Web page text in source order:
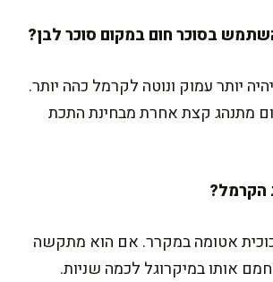
יותר עמוק ונוטה לקרמל כהה יותר.
מתנהג קצת אחרת מבחינת התכת
אטומה במקרר. אם הוא מתקשה
אותו במיקרוגל לכמה שניות.